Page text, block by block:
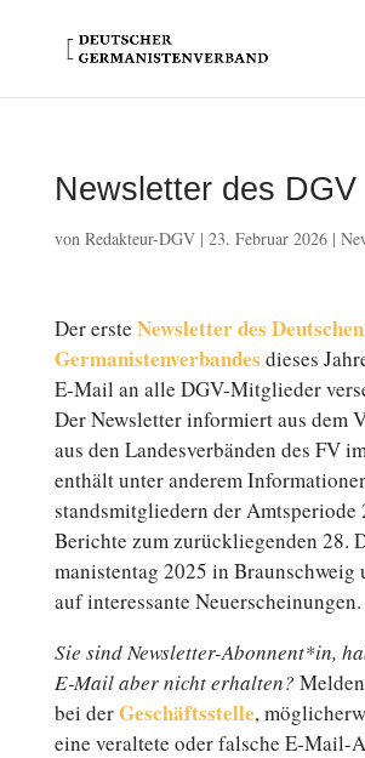
Newsletter des
von Redakteur-DGV| 23. Februar 2026|
Der erste News­let­ter des Deutschen
Germanistenverbandes dieses
E‑Mail an alle DGV-Mitglieder
Der News­let­ter in­for­miert aus dem
aus den Lan­des­ver­bän­den des FV
enthält unter anderem
stands­mit­glie­dern der Amts­pe­ri­ode
Be­rich­te zum zu­rück­lie­gen­den 28.
ma­nis­ten­tag 2025 in Braun­schweig
auf in­ter­es­san­te Neuerscheinungen.
Sie sind Newsletter-Abonnent*in,
E‑Mail aber nicht er­hal­ten?
bei derGe­schäfts­stel­le,
eine ver­al­te­te oder falsche E‑Mail-